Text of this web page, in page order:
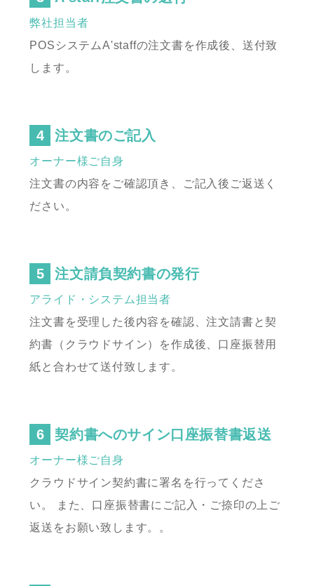
弊社担当者
POSシステムA'staffの注文書を作成後、送付致
します。
注文書のご記入
オーナー様ご自身
注文書の内容をご確認頂き、ご記入後ご返送く
ださい。
注文請負契約書の発行
アライド・システム担当者
注文書を受理した後内容を確認、注文請書と契
約書（クラウドサイン）を作成後、 口座振替用
紙と合わせて送付致します。
契約書へのサイン口座振替書返送
オーナー様ご自身
クラウドサイン契約書に署名を行ってくださ
い。
また、口座振替書にご記入・ご捺印の上ご
返送をお願い致します。。